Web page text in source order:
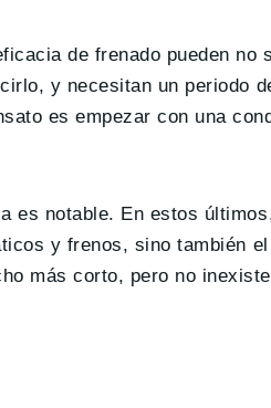
de frenado pueden no
y necesitan un periodo
es empezar con una
es notable. En estos
y frenos, sino también
más corto, pero no